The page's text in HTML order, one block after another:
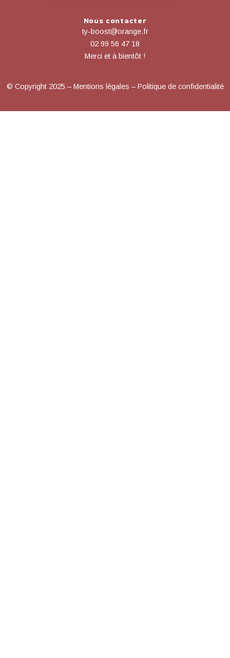
Nous contacter
ty-boost@orange.fr
02 99 56 47 18
Merci et à bientôt !
© Copyright 2025 – Mentions légales – Politique de confidentialité